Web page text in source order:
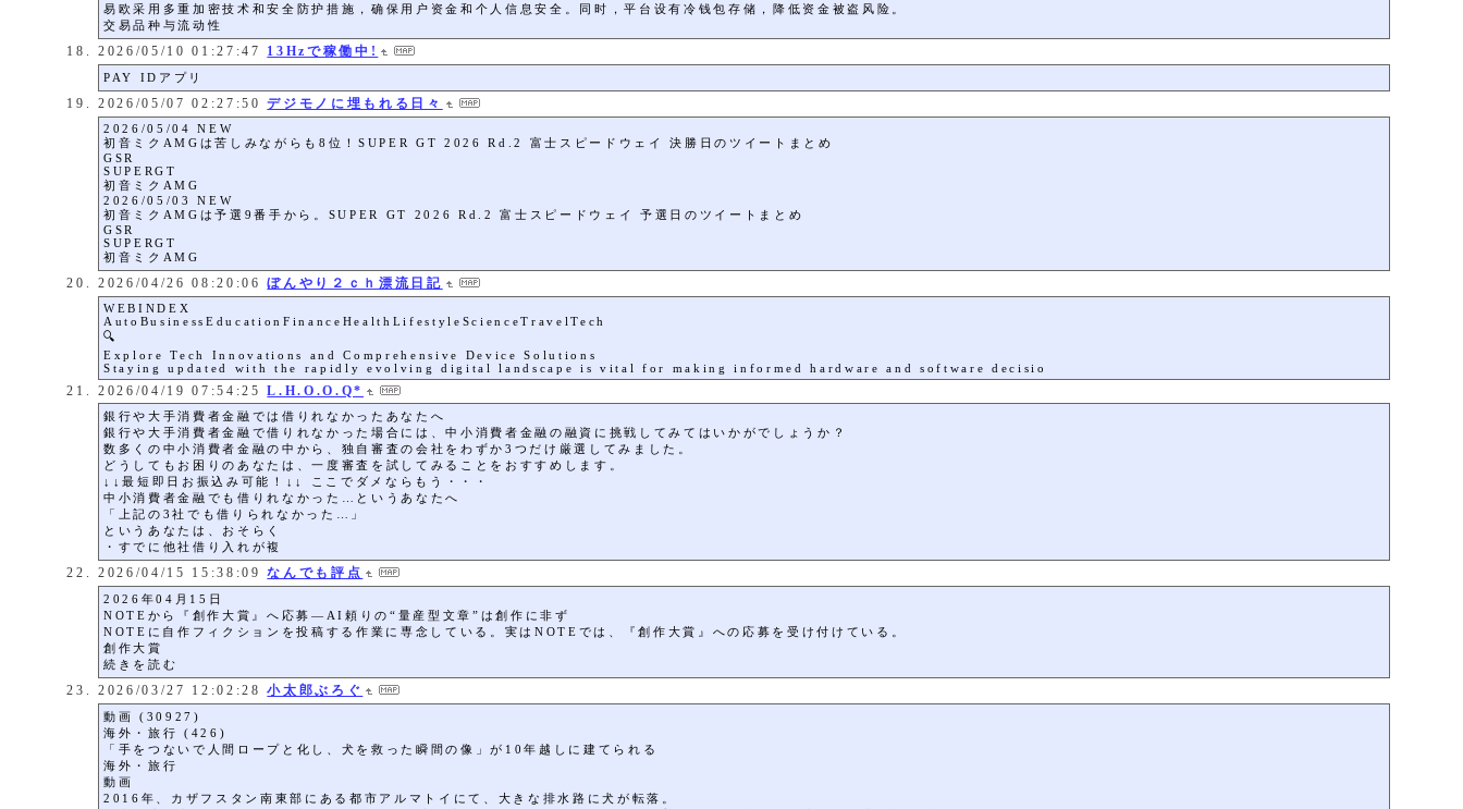
易欧采用多重加密技术和安全防护措施，确保用户资金和个人信息安全。同时，平台设有冷钱包存储，降低资金被盗风险。
交易品种与流动性
2026/05/10 01:27:47 13Hzで稼働中!
PAY IDアプリ
2026/05/07 02:27:50 デジモノに埋もれる日々
2026/05/04 NEW
初音ミクAMGは苦しみながらも8位！SUPER GT 2026 Rd.2 富士スピードウェイ 決勝日のツイートまとめ
GSR
SUPERGT
初音ミクAMG
2026/05/03 NEW
初音ミクAMGは予選9番手から。SUPER GT 2026 Rd.2 富士スピードウェイ 予選日のツイートまとめ
GSR
SUPERGT
初音ミクAMG
2026/04/26 08:20:06 ぼんやり２ｃｈ漂流日記
WEBINDEX
AutoBusinessEducationFinanceHealthLifestyleScienceTravelTech
🔍
Explore Tech Innovations and Comprehensive Device Solutions
Staying updated with the rapidly evolving digital landscape is vital for making informed hardware and software decisio
2026/04/19 07:54:25 L.H.O.O.Q*
銀行や大手消費者金融では借りれなかったあなたへ
銀行や大手消費者金融で借りれなかった場合には、中小消費者金融の融資に挑戦してみてはいかがでしょうか？
数多くの中小消費者金融の中から、独自審査の会社をわずか3つだけ厳選してみました。
どうしてもお困りのあなたは、一度審査を試してみることをおすすめします。
↓↓最短即日お振込み可能！↓↓ ここでダメならもう・・・
中小消費者金融でも借りれなかった…というあなたへ
「上記の3社でも借りられなかった…」
というあなたは、おそらく
・すでに他社借り入れが複
2026/04/15 15:38:09 なんでも評点
2026年04月15日
NOTEから『創作大賞』へ応募―AI頼りの“量産型文章”は創作に非ず
NOTEに自作フィクションを投稿する作業に専念している。実はNOTEでは、『創作大賞』への応募を受け付けている。
創作大賞
続きを読む
2026/03/27 12:02:28 小太郎ぶろぐ
動画 (30927)
海外・旅行 (426)
「手をつないで人間ロープと化し、犬を救った瞬間の像」が10年越しに建てられる
海外・旅行
動画
2016年、カザフスタン南東部にある都市アルマトイにて、大きな排水路に犬が転落。